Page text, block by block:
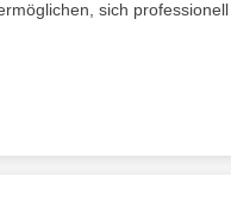
sich